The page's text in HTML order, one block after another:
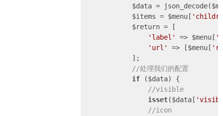
$data =
	    $items = $menu[
'label'
=> $menu[
'url'
=> [$menu[
//处理我们的配置
if ($data) {
//visible
isset($data[
//icon